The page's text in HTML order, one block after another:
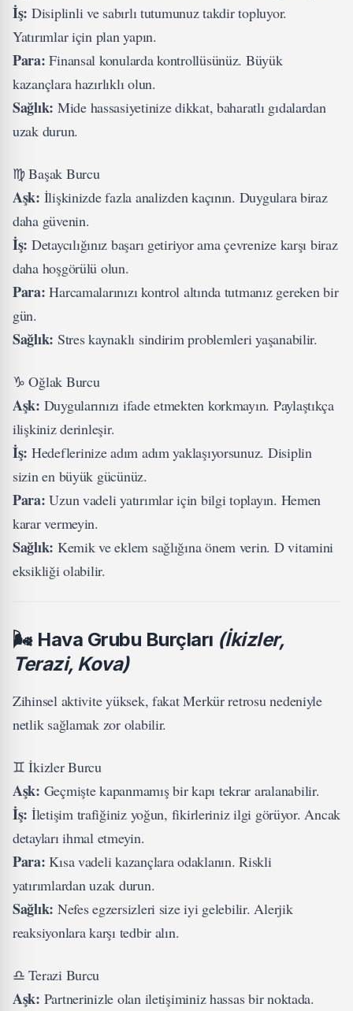
İş: Disiplinli ve sabırlı tutumunuz takdir topluyor.
Yatırımlar için plan yapın.
Para: Finansal konularda kontrollüsünüz. Büyük
kazançlara hazırlıklı olun.
Sağlık: Mide hassasiyetinize dikkat, baharatlı gıdalardan
uzak durun.
♍ Başak Burcu
Aşk: İlişkinizde fazla analizden kaçının. Duygulara biraz
daha güvenin.
İş: Detaycılığınız başarı getiriyor ama çevrenize karşı biraz
daha hoşgörülü olun.
Para: Harcamalarınızı kontrol altında tutmanız gereken bir
gün.
Sağlık: Stres kaynaklı sindirim problemleri yaşanabilir.
♑ Oğlak Burcu
Aşk: Duygularınızı ifade etmekten korkmayın. Paylaştıkça
ilişkiniz derinleşir.
İş: Hedeflerinize adım adım yaklaşıyorsunuz. Disiplin
sizin en büyük gücünüz.
Para: Uzun vadeli yatırımlar için bilgi toplayın. Hemen
karar vermeyin.
Sağlık: Kemik ve eklem sağlığına önem verin. D vitamini
eksikliği olabilir.
🌬️ Hava Grubu Burçları (İkizler,
Terazi, Kova)
Zihinsel aktivite yüksek, fakat Merkür retrosu nedeniyle
netlik sağlamak zor olabilir.
♊ İkizler Burcu
Aşk: Geçmişte kapanmamış bir kapı tekrar aralanabilir.
İş: İletişim trafiğiniz yoğun, fikirleriniz ilgi görüyor. Ancak
detayları ihmal etmeyin.
Para: Kısa vadeli kazançlara odaklanın. Riskli
yatırımlardan uzak durun.
Sağlık: Nefes egzersizleri size iyi gelebilir. Alerjik
reaksiyonlara karşı tedbir alın.
♎ Terazi Burcu
Aşk: Partnerinizle olan iletişiminiz hassas bir noktada.